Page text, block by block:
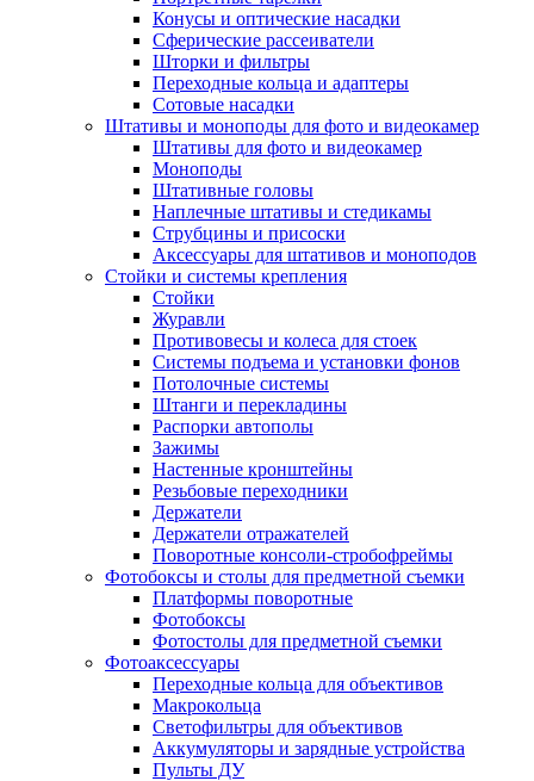
Конусы и оптические насадки
Сферические рассеиватели
Шторки и фильтры
Переходные кольца и адаптеры
Сотовые насадки
Штативы и моноподы для фото и видеокамер
Штативы для фото и видеокамер
Моноподы
Штативные головы
Наплечные штативы и стедикамы
Струбцины и присоски
Аксессуары для штативов и моноподов
Стойки и системы крепления
Стойки
Журавли
Противовесы и колеса для стоек
Системы подъема и установки фонов
Потолочные системы
Штанги и перекладины
Распорки автополы
Зажимы
Настенные кронштейны
Резьбовые переходники
Держатели
Держатели отражателей
Поворотные консоли-стробофреймы
Фотобоксы и столы для предметной съемки
Платформы поворотные
Фотобоксы
Фотостолы для предметной съемки
Фотоаксессуары
Переходные кольца для объективов
Макрокольца
Светофильтры для объективов
Аккумуляторы и зарядные устройства
Пульты ДУ